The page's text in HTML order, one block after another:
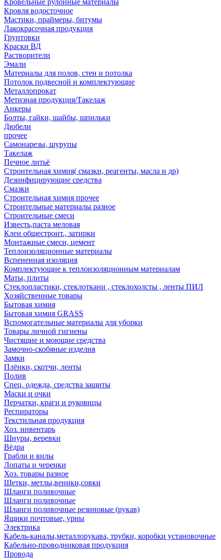
Кровельные рулонные материалы
Кровля водосточное
Мастики, праймеры, битумы
Лакокрасочная продукция
Грунтовки
Краски ВД
Растворители
Эмали
Материалы для полов, стен и потолка
Потолок подвесной и комплектующие
Металлопрокат
Метизная продукция/Такелаж
Анкеры
Болты, гайки, шайбы, шпильки
Дюбели
прочее
Самонарезы, шурупы
Такелаж
Печное литьё
Строительная химия( смазки, реагенты, масла и др)
Дезинфицирующие средства
Смазки
Строительная химия прочее
Строительные материалы разное
Строительные смеси
Известь,паста меловая
Клеи общестроит., затирки
Монтажные смеси, цемент
Теплоизоляционные материалы
Вспененная изоляция
Комплектующие к теплоизоляционным материалам
Маты, плиты
Стеклопластики, стеклоткани , стеклохолсты , ленты ПИЛ
Хозяйственные товары
Бытовая химия
Бытовая химия GRASS
Вспомогательные материалы для уборки
Товары личной гигиены
Чистящие и моющие средства
Замочно-скобяные изделия
Замки
Плёнки, скотчи, ленты
Полив
Спец. одежда, средства защиты
Маски и очки
Перчатки, краги и руковицы
Респираторы
Текстильная продукция
Хоз. инвентарь
Шнуры, веревки
Вёдра
Грабли и вилы
Лопаты и черенки
Хоз. товары разное
Щетки, метлы,веники,совки
Шланги поливочные
Шланги поливочные
Шланги поливочные резиновые (рукав)
Ящики почтовые, урны
Электрика
Кабель-каналы,металлорукава, трубки, коробки установочные
Кабельно-проводниковая продукция
Провода